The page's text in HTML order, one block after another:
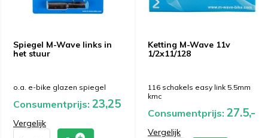
Spiegel M-Wave links in
het stuur
o.a. e-bike glazen spiegel
Consumentprijs: 23,25
Vergelijk
Ketting M-Wave 11v
1/2x11/128
116 schakels easy link 5.5mm
kmc
Consumentprijs: 27.5,-
Vergelijk